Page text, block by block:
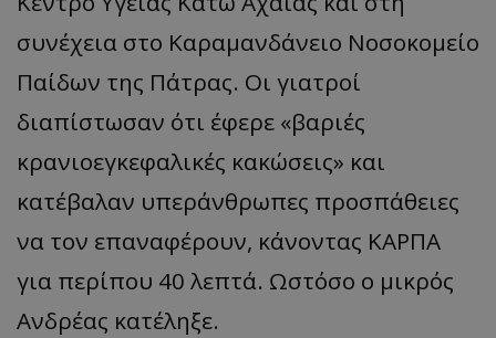
συνέχεια στο Καραμανδάνειο Νοσοκομείο
Παίδων της Πάτρας. Οι γιατροί
διαπίστωσαν ότι έφερε «βαριές
κρανιοεγκεφαλικές κακώσεις» και
κατέβαλαν υπεράνθρωπες προσπάθειες
να τον επαναφέρουν, κάνοντας ΚΑΡΠΑ
για περίπου 40 λεπτά. Ωστόσο ο μικρός
Ανδρέας κατέληξε.